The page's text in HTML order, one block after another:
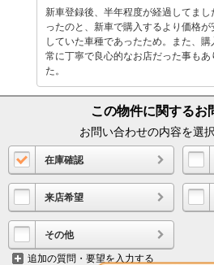
新車登録後、半年程度が経過してま
ったのと、新車で購入するより価格
していた車種であったため。また、
常に丁寧で良心的なお店だった事もあ
た。
この物件に関するお
お問い合わせの内容を選
在庫確認
来店希望
その他
追加の質問・要望を入力する